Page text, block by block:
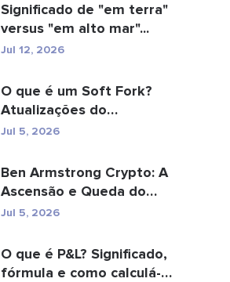
Significado de "em terra"
versus "em alto mar"...
Jul 12, 2026
O que é um Soft Fork?
Atualizações do
Blockchain explicadas
Jul 5, 2026
Ben Armstrong Crypto: A
Ascensão e Queda do
BitBoy
Jul 5, 2026
O que é P&L? Significado,
fórmula e como calculá-